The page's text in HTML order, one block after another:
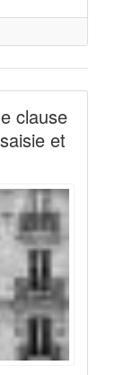
clause
et